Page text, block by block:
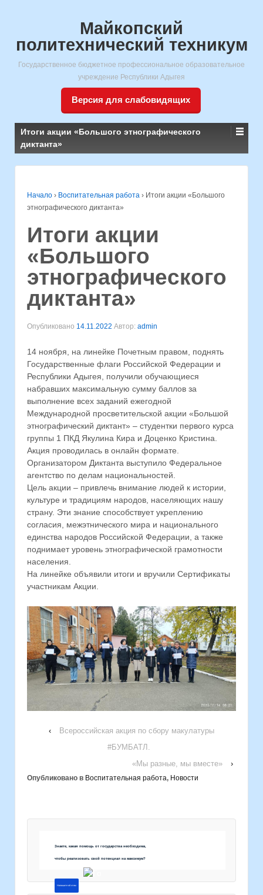
Майкопский
политехнический техникум
Государственное бюджетное профессиональное образовательное
учреждение Республики Адыгея
Версия для слабовидящих
Итоги акции «Большого этнографического
диктанта»
Начало › Воспитательная работа › Итоги акции «Большого
этнографического диктанта»
Итоги акции
«Большого
этнографического
диктанта»
Опубликовано 14.11.2022 Автор: admin
14 ноября, на линейке Почетным правом, поднять
Государственные флаги Российской Федерации и
Республики Адыгея, получили обучающиеся
набравших максимальную сумму баллов за
выполнение всех заданий ежегодной
Международной просветительской акции «Большой
этнографический диктант» – студентки первого курса
группы 1 ПКД Якулина Кира и Доценко Кристина.
Акция проводилась в онлайн формате.
Организатором Диктанта выступило Федеральное
агентство по делам национальностей.
Цель акции – привлечь внимание людей к истории,
культуре и традициям народов, населяющих нашу
страну. Эти знание способствует укреплению
согласия, межэтнического мира и национального
единства народов Российской Федерации, а также
поднимает уровень этнографической грамотности
населения.
На линейке объявили итоги и вручили Сертификаты
участникам Акции.
‹
Всероссийская акция по сбору макулатуры
#БУМБАТЛ.
«Мы разные, мы вместе»
›
Опубликовано в Воспитательная работа, Новости
Знаете, какая помощь от государства необходима,
чтобы реализовать свой потенциал на максимум?
Напишите об этом